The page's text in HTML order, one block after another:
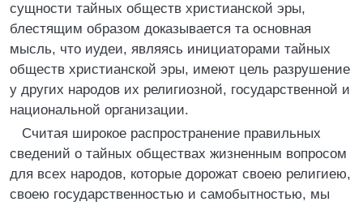
сущности тайных обществ христианской эры,
блестящим образом доказывается та основная
мысль, что иудеи, являясь инициаторами тайных
обществ христианской эры, имеют цель разрушение
у других народов их религиозной, государственной и
национальной организации.
Считая широкое распространение правильных
сведений о тайных обществах жизненным вопросом
для всех народов, которые дорожат своею религиею,
своею государственностью и самобытностью, мы